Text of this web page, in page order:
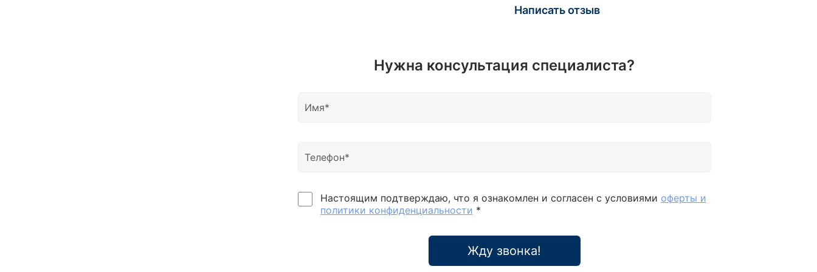
Написать отзыв
Нужна консультация специалиста?
Настоящим подтверждаю, что я ознакомлен и согласен с условиями оферты и
политики конфиденциальности *
Жду звонка!